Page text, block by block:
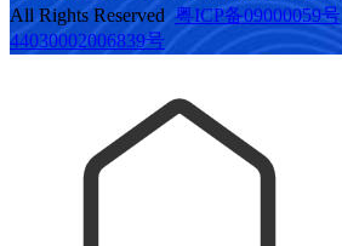
All Rights Reserved 粤ICP备09000059号
44030002006839号